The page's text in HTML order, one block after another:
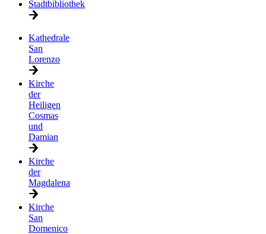
Stadtbibliothek
Kathedrale
San
Lorenzo
Kirche
der
Heiligen
Cosmas
und
Damian
Kirche
der
Magdalena
Kirche
San
Domenico